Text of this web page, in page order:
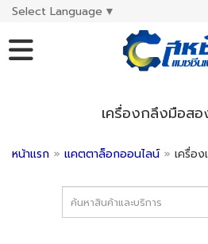
Select Language ▼
เครื่องกลึงมือสอ
หน้าแรก » แคตตาล็อกออนไลน์ » เครื่อง